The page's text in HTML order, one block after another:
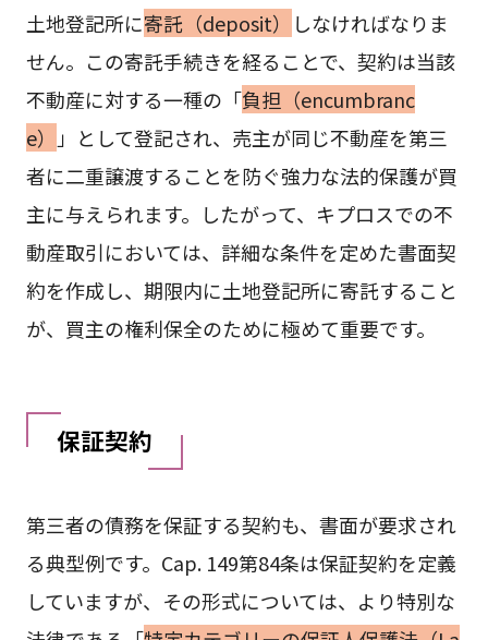
土地登記所に寄託（deposit）
しなければなりま
せん。この寄託手続きを経ることで、契約は当該
不動産に対する一種の「負担（encumbranc
e）
」として登記され、売主が同じ不動産を第三
者に二重譲渡することを防ぐ強力な法的保護が買
主に与えられます。したがって、キプロスでの不
動産取引においては、詳細な条件を定めた書面契
約を作成し、期限内に土地登記所に寄託すること
が、買主の権利保全のために極めて重要です。
保証契約
第三者の債務を保証する契約も、書面が要求され
る典型例です。Cap. 149第84条は保証契約を定義
していますが、その形式については、より特別な